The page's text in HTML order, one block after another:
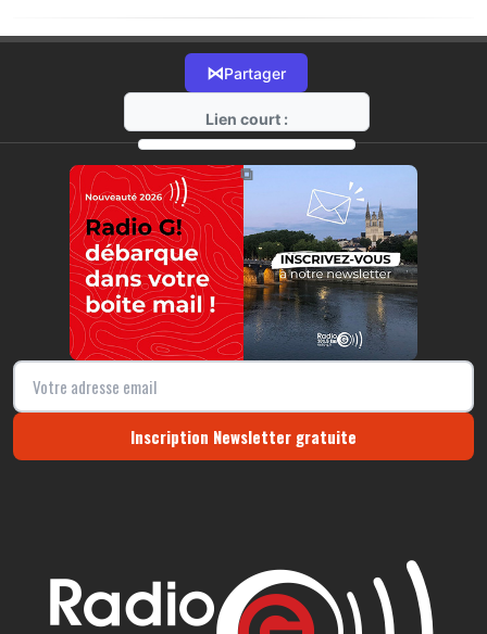
⋈Partager
Lien court :
https://radio-g.fr?10939
⧉
Inscription Newsletter gratuite